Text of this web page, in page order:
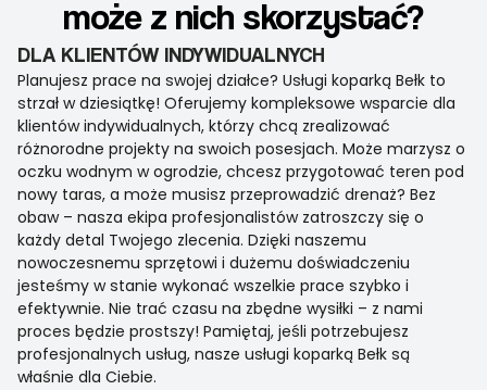
może z nich skorzystać?
DLA KLIENTÓW INDYWIDUALNYCH
Planujesz prace na swojej działce? Usługi koparką Bełk to
strzał w dziesiątkę! Oferujemy kompleksowe wsparcie dla
klientów indywidualnych, którzy chcą zrealizować
różnorodne projekty na swoich posesjach. Może marzysz o
oczku wodnym w ogrodzie, chcesz przygotować teren pod
nowy taras, a może musisz przeprowadzić drenaż? Bez
obaw – nasza ekipa profesjonalistów zatroszczy się o
każdy detal Twojego zlecenia. Dzięki naszemu
nowoczesnemu sprzętowi i dużemu doświadczeniu
jesteśmy w stanie wykonać wszelkie prace szybko i
efektywnie. Nie trać czasu na zbędne wysiłki – z nami
proces będzie prostszy! Pamiętaj, jeśli potrzebujesz
profesjonalnych usług, nasze usługi koparką Bełk są
właśnie dla Ciebie.